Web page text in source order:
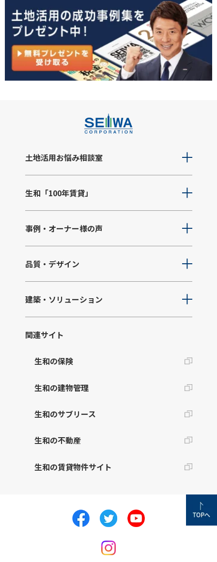
土地活用お悩み相談室
生和「100年賃貸」
事例・オーナー様の声
品質・デザイン
建築・ソリューション
関連サイト
生和の保険
生和の建物管理
生和のサブリース
生和の不動産
生和の賃貸物件サイト